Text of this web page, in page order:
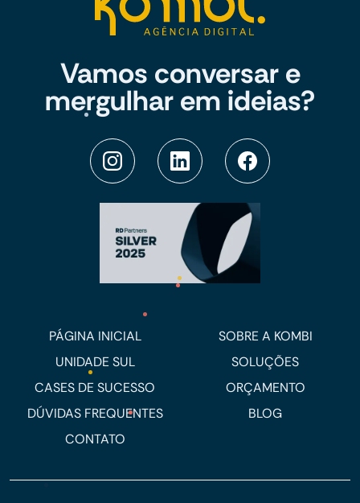
Vamos conversar e
mergulhar em ideias?
PÁGINA INICIAL
SOBRE A KOMBI
UNIDADE SUL
SOLUÇÕES
CASES DE SUCESSO
ORÇAMENTO
DÚVIDAS FREQUENTES
BLOG
CONTATO